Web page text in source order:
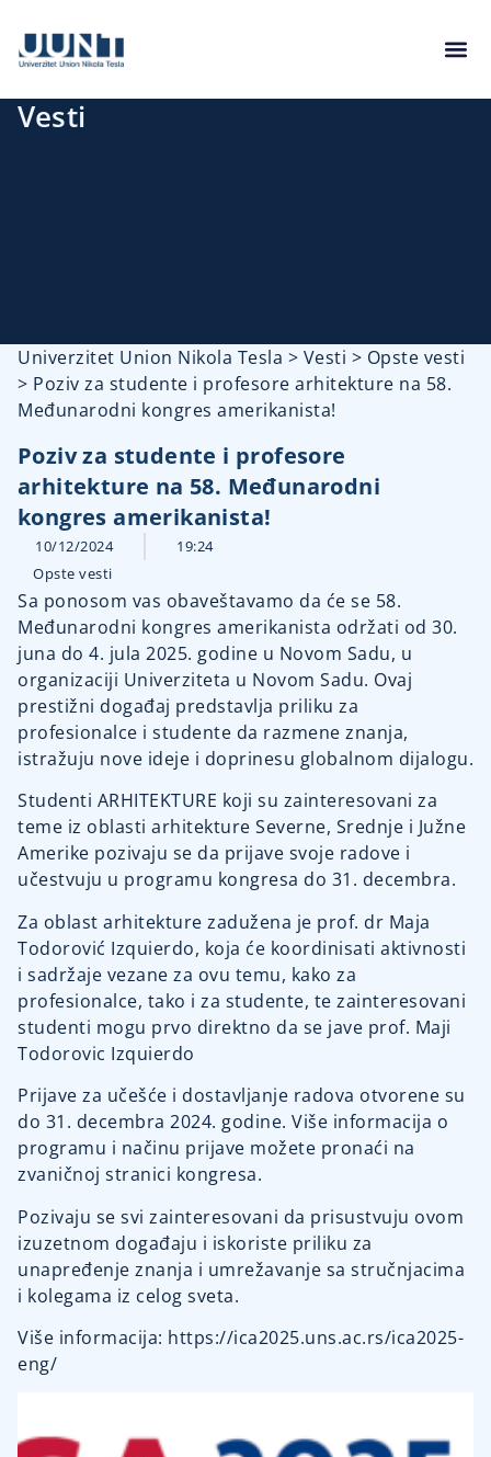
Vesti
Univerzitet Union Nikola Tesla > Vesti > Opste vesti
> Poziv za studente i profesore arhitekture na 58.
Međunarodni kongres amerikanista!
Poziv za studente i profesore
arhitekture na 58. Međunarodni
kongres amerikanista!
10/12/2024
19:24
Opste vesti
Sa ponosom vas obaveštavamo da će se 58.
Međunarodni kongres amerikanista održati od 30.
juna do 4. jula 2025. godine u Novom Sadu, u
organizaciji Univerziteta u Novom Sadu. Ovaj
prestižni događaj predstavlja priliku za
profesionalce i studente da razmene znanja,
istražuju nove ideje i doprinesu globalnom dijalogu.
Studenti ARHITEKTURE koji su zainteresovani za
teme iz oblasti arhitekture Severne, Srednje i Južne
Amerike pozivaju se da prijave svoje radove i
učestvuju u programu kongresa do 31. decembra.
Za oblast arhitekture zadužena je prof. dr Maja
Todorović Izquierdo, koja će koordinisati aktivnosti
i sadržaje vezane za ovu temu, kako za
profesionalce, tako i za studente, te zainteresovani
studenti mogu prvo direktno da se jave prof. Maji
Todorovic Izquierdo
Prijave za učešće i dostavljanje radova otvorene su
do 31. decembra 2024. godine. Više informacija o
programu i načinu prijave možete pronaći na
zvaničnoj stranici kongresa.
Pozivaju se svi zainteresovani da prisustvuju ovom
izuzetnom događaju i iskoriste priliku za
unapređenje znanja i umrežavanje sa stručnjacima
i kolegama iz celog sveta.
Više informacija: https://ica2025.uns.ac.rs/ica2025-
eng/